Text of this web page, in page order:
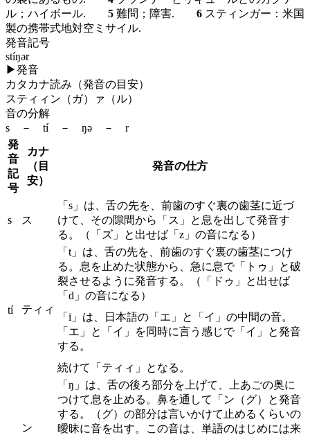
ル；ハイボール. 5 難問；障害. 6 スティンガー：米国
製の携帯式地対空ミサイル.
発音記号
stíŋər
▶発音
カタカナ読み（発音の目安）
スティィン（ガ）ァ（ル）
音の分解
s － tí － ŋə － r
発
音
記
号
カナ
（目
安）
発音の仕方
s ス
「s」は、舌の先を、前歯のすぐ裏の歯茎に近づ
けて、その隙間から「ス」と息を出して発音す
る。（「ズ」と出せば「z」の音になる）
tí ティィ
「t」は、舌の先を、前歯のすぐ裏の歯茎につけ
る。息を止めた状態から、急に息で「トゥ」と破
裂させるように発音する。（「ドゥ」と出せば
「d」の音になる）
「i」は、日本語の「エ」と「イ」の中間の音。
「エ」と「イ」を同時に言う感じで「イ」と発音
する。
続けて「ティィ」となる。
ン
「ŋ」は、舌の後ろ部分を上げて、上あごの奥に
つけて息を止める。鼻を通して「ン（グ）と発音
する。（グ）の部分は言いかけて止めるくらいの
曖昧に音を出す。この音は、単語のはじめには来